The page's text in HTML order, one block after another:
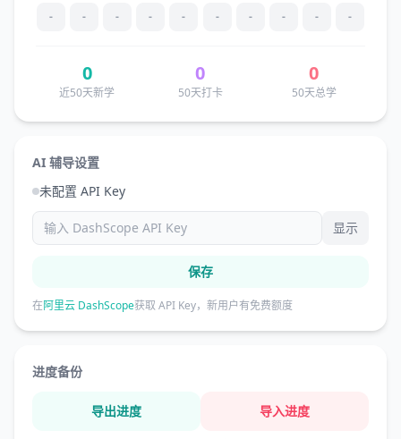
- - - - - - - - - -
0
近50天新学
0
50天打卡
0
50天总学
AI 辅导设置
未配置 API Key
显示
保存
在阿里云 DashScope获取 API Key，新用户有免费额度
进度备份
导出进度 导入进度